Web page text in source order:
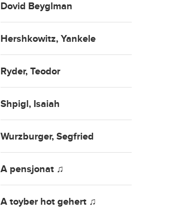
Dovid Beyglman
Hershkowitz, Yankele
Ryder, Teodor
Shpigl, Isaiah
Wurzburger, Segfried
A pensjonat ♫
A toyber hot gehert ♫